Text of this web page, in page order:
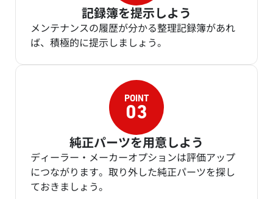
記録簿を提示しよう
メンテナンスの履歴が分かる整理記録簿があれ
ば、積極的に提示しましょう。
純正パーツを用意しよう
ディーラー・メーカーオプションは評価アップ
につながります。取り外した純正パーツを探し
ておきましょう。